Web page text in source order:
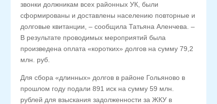
звонки должникам всех районных УК, были
сформированы и доставлены населению повторные и
долговые квитанции, – сообщила Татьяна Аленчева. –
В результате проводимых мероприятий была
произведена оплата «коротких» долгов на сумму 79,2
млн. руб.
Для сбора «длинных» долгов в районе Гольяново в
прошлом году подали 891 иск на сумму 59 млн.
рублей для взыскания задолженности за ЖКУ в